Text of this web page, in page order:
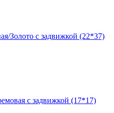
Золото с задвижкой (22*37)